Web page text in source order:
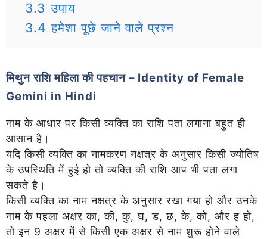
3.3 उपाय
3.4 हमेशा पूछे जाने वाले प्रश्न
मिथुन राशिमहिलाकी पहचान – Identity of Female
Gemini in Hindi
नाम के आधार पर किसी व्यक्ति का राशि पता लगाना बहुत ही
आसान है।
यदिकिसी व्यक्ति का नामकरण नक्षत्र के अनुसार किसी ज्योतिष
के उपस्थिति में हुई हो तो व्यक्ति की राशि आप भी पता लगा
सकते है।
किसी व्यक्ति का नाम नक्षत्र के अनुसार रखा गया हो और उनके
नाम के पहला अक्षर का, की, कु, घ, ड, छ, के, को, और ह हो,
तो इन 9 अक्षर में से किसी एक अक्षर से नाम शुरू होने वाले